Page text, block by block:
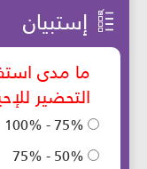
إستبيان